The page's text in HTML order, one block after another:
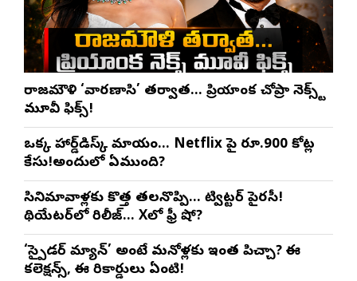
రాజమౌళి ‘వారణాసి’ తర్వాత… ప్రియాంక చోప్రా నెక్స్ట్
మూవీ ఫిక్స్!
ఒక్క హార్డ్‌డిస్క్ మాయం… Netflix పై రూ.900 కోట్ల
కేసు!అందులో ఏముంది?
సినిమావాళ్లకు కొత్త తలనొప్పి… ట్విట్టర్ పైరసీ!
థియేటర్‌లో రిలీజ్… Xలో ఫ్రీ షో?
‘స్పైడర్ మ్యాన్’ అంటే మనోళ్లకు ఇంత పిచ్చా? ఈ
కలెక్షన్స్, ఈ రికార్డులు ఏంటి!